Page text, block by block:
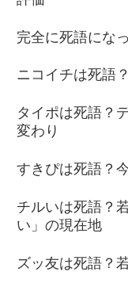
完全に死語にな
ニコイチは死語
タイポは死語？
変わり
すきぴは死語？
チルいは死語？
い」の現在地
ズッ友は死語？